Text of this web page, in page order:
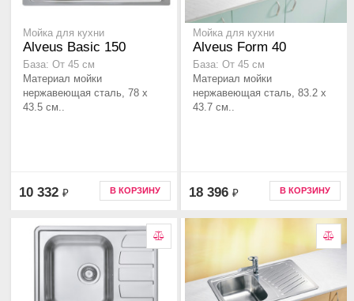
Мойка для кухни
Alveus Basic 150
База: От 45 см
Материал мойки
нержавеющая сталь, 78 x
43.5 см..
10 332 ₽ В КОРЗИНУ
Мойка для кухни
Alveus Form 40
База: От 45 см
Материал мойки
нержавеющая сталь, 83.2 x
43.7 см..
18 396 ₽ В КОРЗИНУ